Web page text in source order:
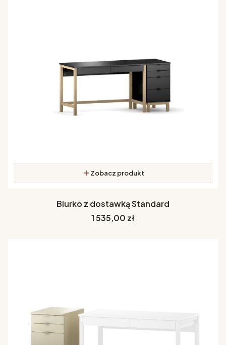
Zobacz produkt
Biurko z dostawką Standard
Cena
1 535,00 zł